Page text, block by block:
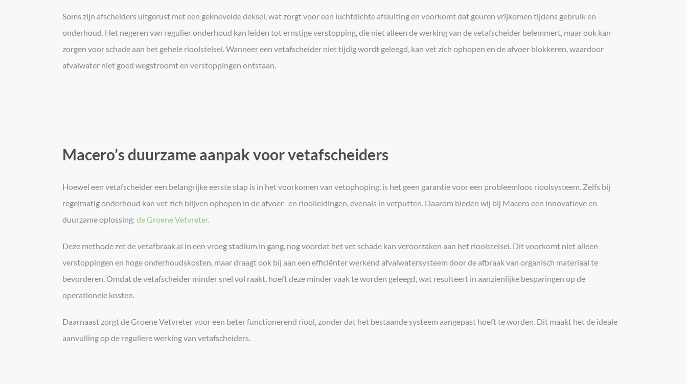
Soms zijn afscheiders uitgerust met een geknevelde deksel, wat zorgt voor een luchtdichte afsluiting en voorkomt dat geuren vrijkomen tijdens gebruik en
onderhoud. Het negeren van regulier onderhoud kan leiden tot ernstige verstopping, die niet alleen de werking van de vetafscheider belemmert, maar ook kan
zorgen voor schade aan het gehele rioolstelsel. Wanneer een vetafscheider niet tijdig wordt geleegd, kan vet zich ophopen en de afvoer blokkeren, waardoor
afvalwater niet goed wegstroomt en verstoppingen ontstaan.
Macero’s duurzame aanpak voor vetafscheiders
Hoewel een vetafscheider een belangrijke eerste stap is in het voorkomen van vetophoping, is het geen garantie voor een probleemloos rioolsysteem. Zelfs bij
regelmatig onderhoud kan vet zich blijven ophopen in de afvoer- en rioolleidingen, evenals in vetputten. Daarom bieden wij bij Macero een innovatieve en
duurzame oplossing: de Groene Vetvreter.
Deze methode zet de vetafbraak al in een vroeg stadium in gang, nog voordat het vet schade kan veroorzaken aan het rioolstelsel. Dit voorkomt niet alleen
verstoppingen en hoge onderhoudskosten, maar draagt ook bij aan een efficiënter werkend afvalwatersysteem door de afbraak van organisch materiaal te
bevorderen. Omdat de vetafscheider minder snel vol raakt, hoeft deze minder vaak te worden geleegd, wat resulteert in aanzienlijke besparingen op de
operationele kosten.
Daarnaast zorgt de Groene Vetvreter voor een beter functionerend riool, zonder dat het bestaande systeem aangepast hoeft te worden. Dit maakt het de ideale
aanvulling op de reguliere werking van vetafscheiders.